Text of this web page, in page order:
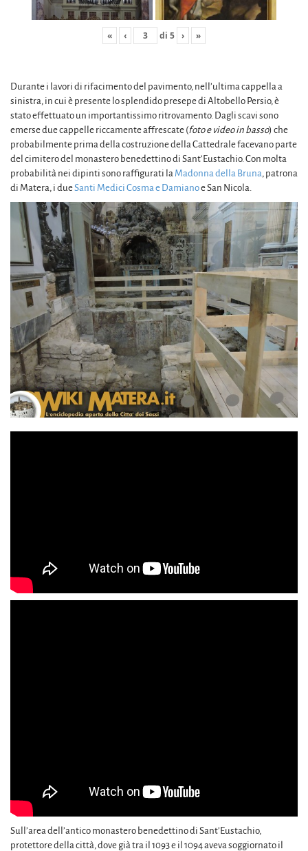
« ‹ di 5 › »
Durante i lavori di rifacimento del pavimento, nell’ultima cappella a
sinistra, in cui è presente lo splendido presepe di Altobello Persio, è
stato effettuato un importantissimo ritrovamento. Dagli scavi sono
emerse due cappelle riccamente affrescate (foto e video in basso) che
probabilmente prima della costruzione della Cattedrale facevano parte
del cimitero del monastero benedettino di Sant’Eustachio. Con molta
probabilità nei dipinti sono raffigurati la Madonna della Bruna, patrona
di Matera, i dueSanti Medici Cosma e Damianoe San Nicola.
Sull’area dell’antico monastero benedettino di Sant’Eustachio,
protettore della città, dove già tra il 1093 e il 1094 aveva soggiornato il